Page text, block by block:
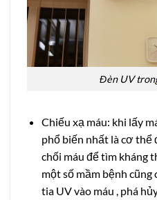
Đèn UV
Chiếu xạ máu: khi lấy
phổ biến nhất là cơ
chối máu để tìm kháng
một số mầm bệnh cũng
tia UV vào máu , phá